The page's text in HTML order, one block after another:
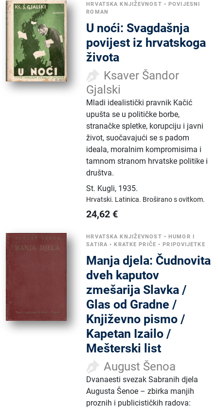
HRVATSKA KNJIŽEVNOST •POVIJESNI
ROMAN
U noći: Svagdašnja
povijest iz hrvatskoga
života
Ksaver Šandor
Gjalski
Mladi idealistički pravnik Kačić
upušta se u političke borbe,
stranačke spletke, korupciju i javni
život, suočavajući se s padom
ideala, moralnim kompromisima i
tamnom stranom hrvatske politike i
društva.
St. Kugli, 1935.
Hrvatski. Latinica. Broširano s ovitkom.
24,62 €
HRVATSKA KNJIŽEVNOST •HUMOR I
SATIRA •KRATKE PRIČE •PRIPOVIJETKE
Manja djela: Čudnovita
dveh kaputov
zmešarija Slavka /
Glas od Gradne /
Književno pismo /
Kapetan Izailo /
Mešterski list
August Šenoa
Dvanaesti svezak Sabranih djela
Augusta Šenoe – zbirka manjih
proznih i publicističkih radova: